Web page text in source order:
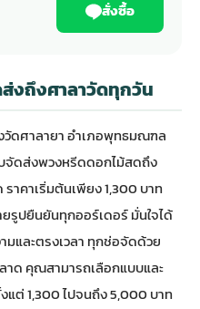
สั่งซื้อ
งถึงศาลาวัดทุกวัน
วัดศาลายา อำเภอพุทธมณฑล
จัดส่งพวงหรีดดอกไม้สดถึง
าคาเริ่มต้นเพียง 1,300 บาท
รูปยืนยันทุกออร์เดอร์ มั่นใจได้
และตรงเวลา ทุกช่อจัดด้วย
ด คุณสามารถเลือกแบบและ
ต่ 1,300 ไปจนถึง 5,000 บาท